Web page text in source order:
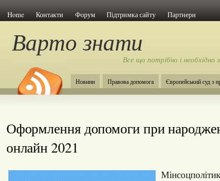
Home Контакти Форум Підтримка сайту Партнери
Варто знати
Все що потрібно і
Новини Правова допомога Європейський суд з
Оформлення допомоги при
онлайн 2021